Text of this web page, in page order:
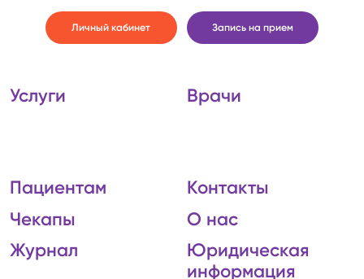
Личный кабинет Запись на прием
Услуги Врачи
Пациентам
Чекапы
Журнал
Контакты
О нас
Юридическая
информация